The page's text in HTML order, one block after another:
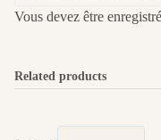
Vous devez être
Related products